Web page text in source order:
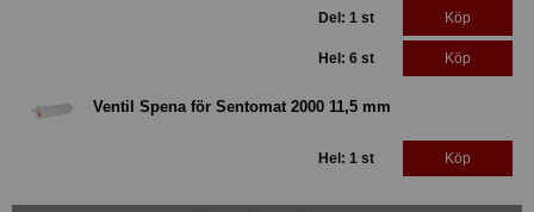
Del: 1 st Köp
Hel: 6 st Köp
Ventil Spena för Sentomat 2000 11,5 mm
Hel: 1 st Köp